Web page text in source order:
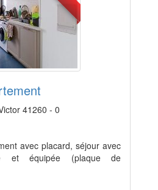
41260 - 0
avec placard, séjour avec
et équipée (plaque de